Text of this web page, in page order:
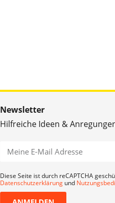
Newsletter
Hilfreiche Ideen &
Diese Seite ist durch reCAPTCHA
Datenschutzerklärung und